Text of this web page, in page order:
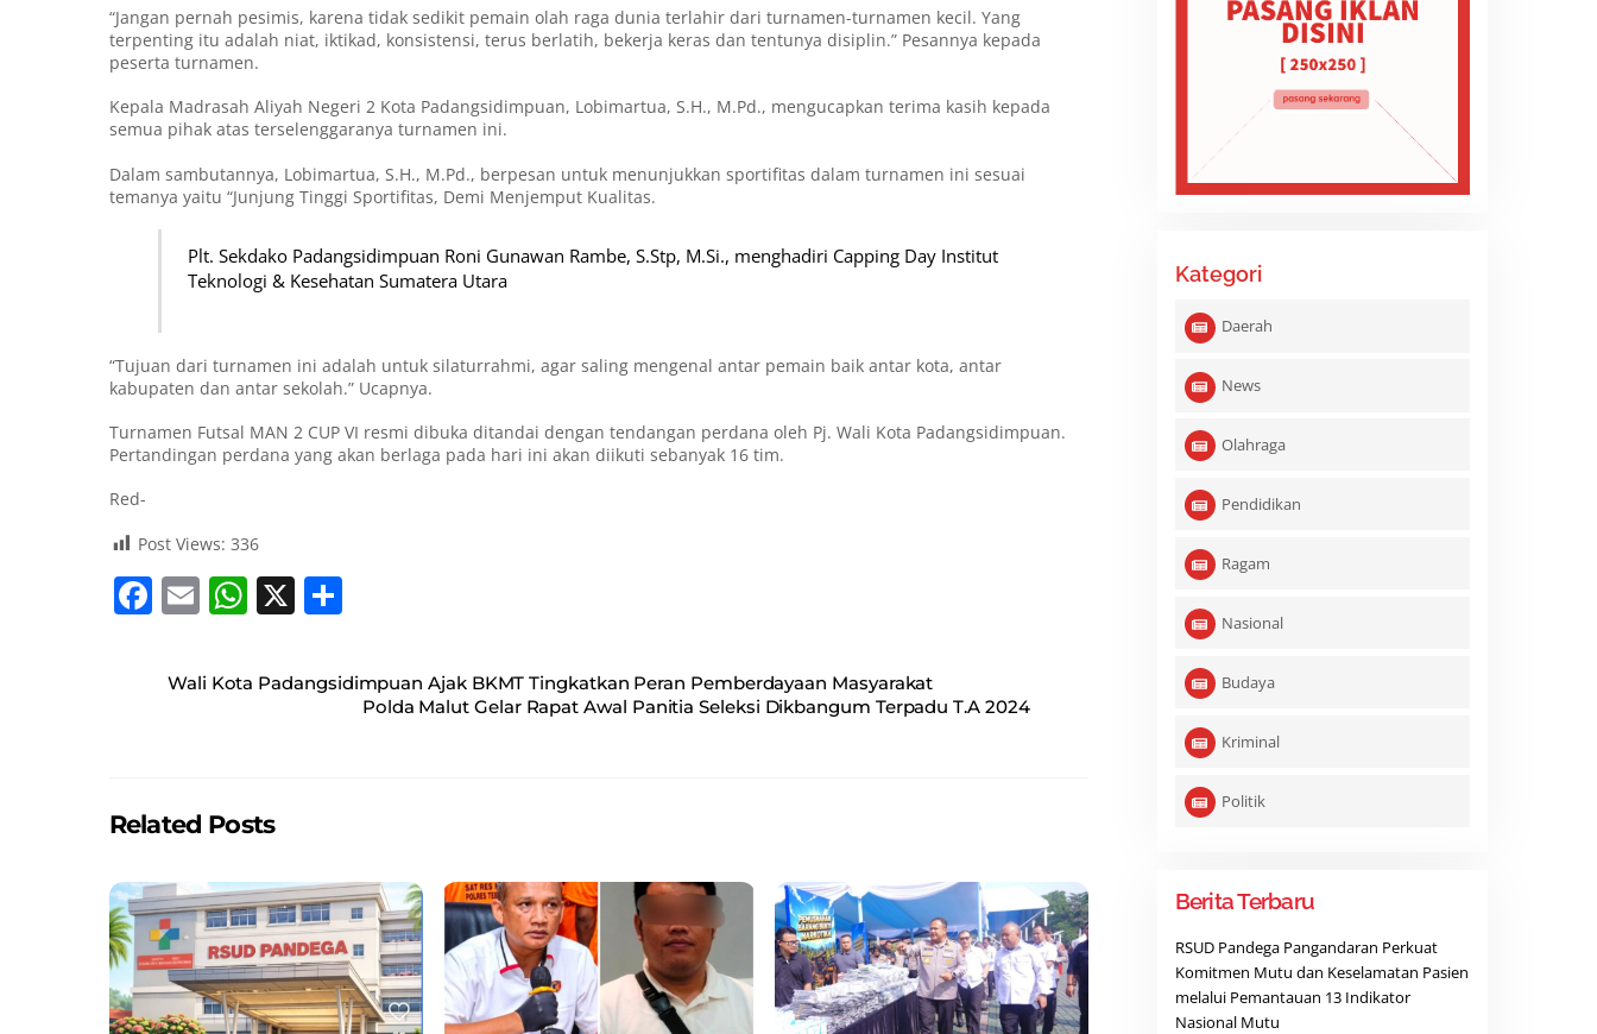
“Jangan pernah pesimis, karena tidak sedikit pemain olah raga dunia terlahir dari turnamen-turnamen kecil. Yang
terpenting itu adalah niat, iktikad, konsistensi, terus berlatih, bekerja keras dan tentunya disiplin.” Pesannya kepada
peserta turnamen.
Kepala Madrasah Aliyah Negeri 2 Kota Padangsidimpuan, Lobimartua, S.H., M.Pd., mengucapkan terima kasih kepada
semua pihak atas terselenggaranya turnamen ini.
Dalam sambutannya, Lobimartua, S.H., M.Pd., berpesan untuk menunjukkan sportifitas dalam turnamen ini sesuai
temanya yaitu “Junjung Tinggi Sportifitas, Demi Menjemput Kualitas.
Plt. Sekdako Padangsidimpuan Roni Gunawan Rambe, S.Stp, M.Si., menghadiri Capping Day Institut
Teknologi & Kesehatan Sumatera Utara
“Tujuan dari turnamen ini adalah untuk silaturrahmi, agar saling mengenal antar pemain baik antar kota, antar
kabupaten dan antar sekolah.” Ucapnya.
Turnamen Futsal MAN 2 CUP VI resmi dibuka ditandai dengan tendangan perdana oleh Pj. Wali Kota Padangsidimpuan.
Pertandingan perdana yang akan berlaga pada hari ini akan diikuti sebanyak 16 tim.
Red-
Post Views: 336
F
c
o
E
ai
W
at
p
X
ar
Wali Kota Padangsidimpuan Ajak BKMT Tingkatkan Peran Pemberdayaan Masyarakat
Polda Malut Gelar Rapat Awal Panitia Seleksi Dikbangum Terpadu T.A 2024
Related Posts
Kategori
Daerah
News
Olahraga
Pendidikan
Ragam
Nasional
Budaya
Kriminal
Politik
Berita Terbaru
RSUD Pandega Pangandaran Perkuat
Komitmen Mutu dan Keselamatan Pasien
melalui Pemantauan 13 Indikator
Nasional Mutu